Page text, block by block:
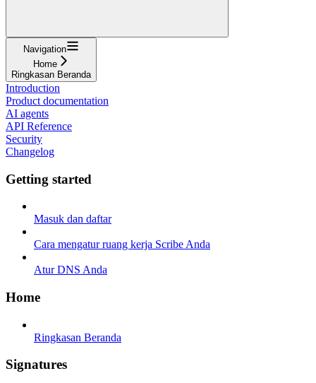
Navigation
Home
Ringkasan Beranda
Introduction
Product documentation
AI agents
API Reference
Security
Changelog
Getting started
Masuk dan daftar
Cara mengatur ruang kerja Scribe Anda
Atur DNS Anda
Home
Ringkasan Beranda
Signatures